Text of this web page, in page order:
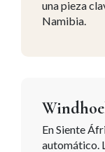
una pieza
Namibia.
En Siente
automático.